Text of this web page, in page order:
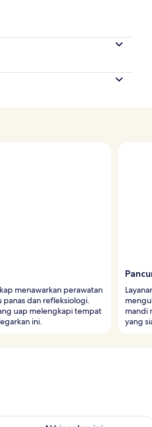
menawarkan perawatan
panas dan refleksiologi.
uap melengkapi tempat
ini.
mandi
yang
10ketersediaan untuk akhir